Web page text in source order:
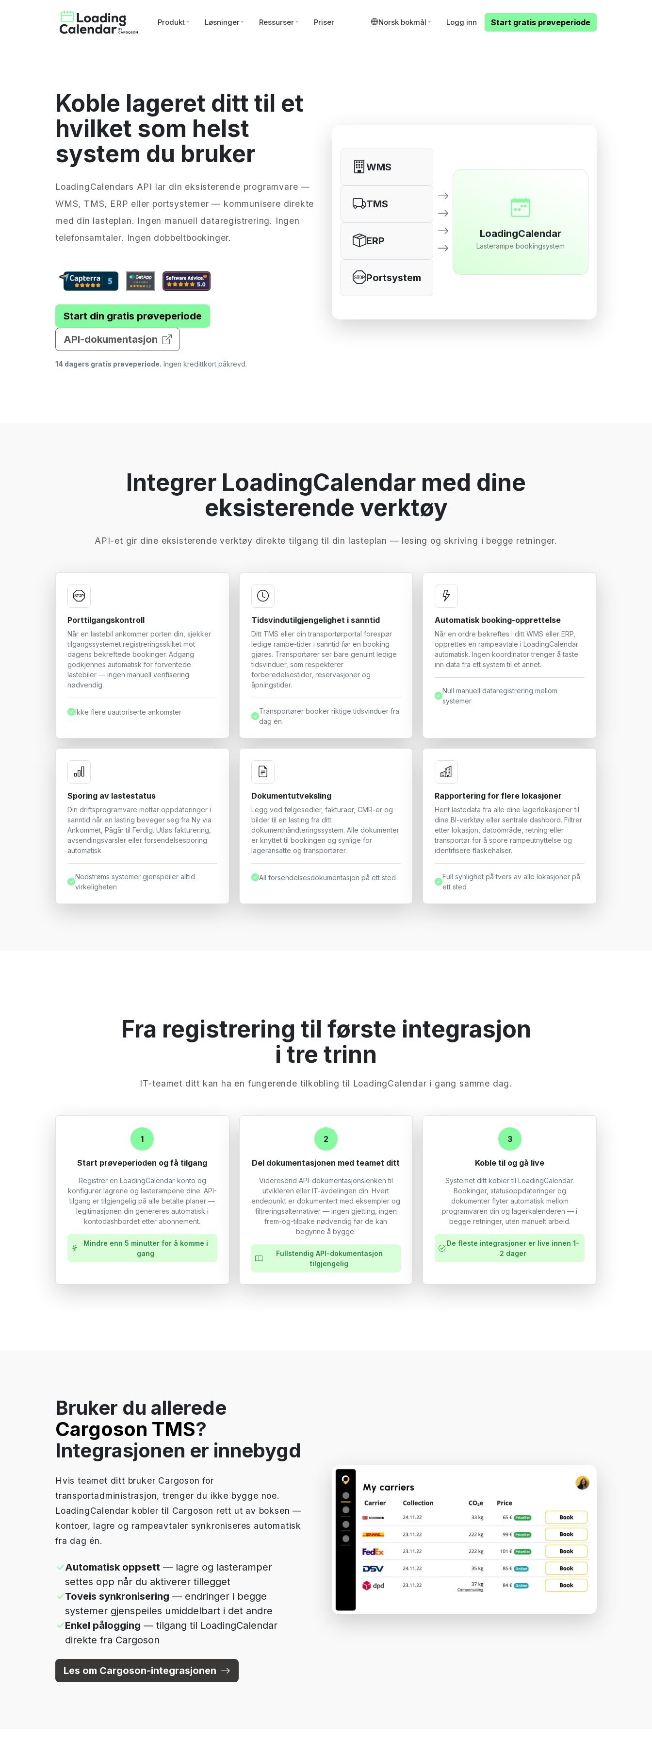
Produkt Løsninger Ressurser Priser Norsk bokmål Logg inn Start gratis prøveperiode
Koble lageret ditt til et
hvilket som helst
system du bruker
LoadingCalendars API lar din eksisterende programvare —
WMS, TMS, ERP eller portsystemer — kommunisere direkte
med din lasteplan. Ingen manuell dataregistrering. Ingen
telefonsamtaler. Ingen dobbeltbookinger.
Start din gratis prøveperiode
API-dokumentasjon
14 dagers gratis prøveperiode. Ingen kredittkort påkrevd.
WMS
TMS
ERP
Portsystem
LoadingCalendar
Lasterampe bookingsystem
Integrer LoadingCalendar med dine
eksisterende verktøy
API-et gir dine eksisterende verktøy direkte tilgang til din lasteplan — lesing og skriving i begge retninger.
Porttilgangskontroll
Når en lastebil ankommer porten din, sjekker
tilgangssystemet registreringsskiltet mot
dagens bekreftede bookinger. Adgang
godkjennes automatisk for forventede
lastebiler — ingen manuell verifisering
nødvendig.
Ikke flere uautoriserte ankomster
Tidsvindutilgjengelighet i sanntid
Ditt TMS eller din transportørportal forespør
ledige rampe-tider i sanntid før en booking
gjøres. Transportører ser bare genuint ledige
tidsvinduer, som respekterer
forberedelsestider, reservasjoner og
åpningstider.
Transportører booker riktige tidsvinduer fra
dag én
Automatisk booking-opprettelse
Når en ordre bekreftes i ditt WMS eller ERP,
opprettes en rampeavtale i LoadingCalendar
automatisk. Ingen koordinator trenger å taste
inn data fra ett system til et annet.
Null manuell dataregistrering mellom
systemer
Sporing av lastestatus
Din driftsprogramvare mottar oppdateringer i
sanntid når en lasting beveger seg fra Ny via
Ankommet, Pågår til Ferdig. Utløs fakturering,
avsendingsvarsler eller forsendelsesporing
automatisk.
Nedstrøms systemer gjenspeiler alltid
virkeligheten
Dokumentutveksling
Legg ved følgesedler, fakturaer, CMR-er og
bilder til en lasting fra ditt
dokumenthåndteringssystem. Alle dokumenter
er knyttet til bookingen og synlige for
lageransatte og transportører.
All forsendelsesdokumentasjon på ett sted
Rapportering for flere lokasjoner
Hent lastedata fra alle dine lagerlokasjoner til
dine BI-verktøy eller sentrale dashbord. Filtrer
etter lokasjon, datoområde, retning eller
transportør for å spore rampeutnyttelse og
identifisere flaskehalser.
Full synlighet på tvers av alle lokasjoner på
ett sted
Fra registrering til første integrasjon
i tre trinn
IT-teamet ditt kan ha en fungerende tilkobling til LoadingCalendar i gang samme dag.
1
Start prøveperioden og få tilgang
Registrer en LoadingCalendar-konto og
konfigurer lagrene og lasterampene dine. API-
tilgang er tilgjengelig på alle betalte planer —
legitimasjonen din genereres automatisk i
kontodashbordet etter abonnement.
Mindre enn 5 minutter for å komme i
gang
2
Del dokumentasjonen med teamet ditt
Videresend API-dokumentasjonslenken til
utvikleren eller IT-avdelingen din. Hvert
endepunkt er dokumentert med eksempler og
filtreringsalternativer — ingen gjetting, ingen
frem-og-tilbake nødvendig før de kan
begynne å bygge.
Fullstendig API-dokumentasjon
tilgjengelig
3
Koble til og gå live
Systemet ditt kobler til LoadingCalendar.
Bookinger, statusoppdateringer og
dokumenter flyter automatisk mellom
programvaren din og lagerkalenderen — i
begge retninger, uten manuelt arbeid.
De fleste integrasjoner er live innen 1-
2 dager
Bruker du allerede
Cargoson TMS?
Integrasjonen er innebygd
Hvis teamet ditt bruker Cargoson for
transportadministrasjon, trenger du ikke bygge noe.
LoadingCalendar kobler til Cargoson rett ut av boksen —
kontoer, lagre og rampeavtaler synkroniseres automatisk
fra dag én.
Automatisk oppsett — lagre og lasteramper
settes opp når du aktiverer tillegget
Toveis synkronisering — endringer i begge
systemer gjenspeiles umiddelbart i det andre
Enkel pålogging — tilgang til LoadingCalendar
direkte fra Cargoson
Les om Cargoson-integrasjonen